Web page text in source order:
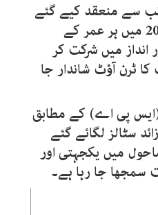
سے منعقد کیے گئے
چیریٹی سٹال ایونٹ 2026 میں ہر عمر کے
انداز میں شرکت کر
ٹرن آؤٹ شاندار جا
پی اے) کے مطابق
میں 30 سے زائد سٹالز لگائے گئے
میں یکجہتی اور
سمجھا جا رہا ہے۔